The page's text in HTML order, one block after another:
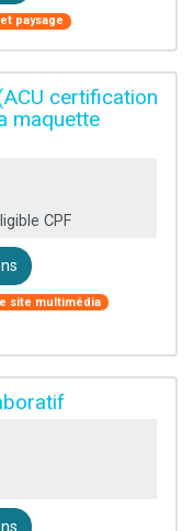
paysage
certification
maquette
CPF
site multimédia